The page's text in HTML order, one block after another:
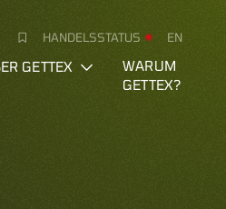
HANDELSSTATUS EN
GETTEX
WARUM
GETTEX?